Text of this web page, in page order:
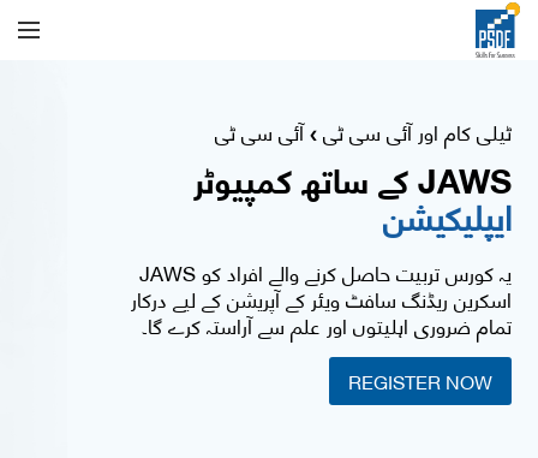
ٹیلی کام اور آئی سی ٹی❯آئی سی ٹی
JAWS کے ساتھ کمپیوٹر
ایپلیکیشن
یہ کورس تربیت حاصل کرنے والے افراد کو JAWS
اسکرین ریڈنگ سافٹ ویئر کے آپریشن کے لیے درکار
تمام ضروری اہلیتوں اور علم سے آراستہ کرے گا۔
REGISTER NOW